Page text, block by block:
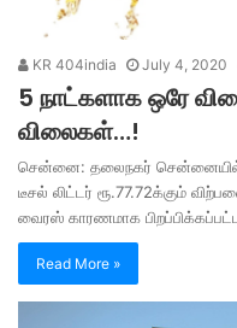
KR 404india July 4, 2020
5 நாட்களாக ஒரே
விலைகள்…!
சென்னை: தலைநகர் சென்னையில்
டீசல் லிட்டர் ரூ.77.72க்கும்
வைரஸ் காரணமாக
Read More »